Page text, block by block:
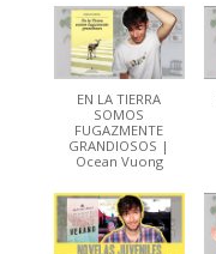
EN LA TIERRA
SOMOS
FUGAZMENTE
GRANDIOSOS |
Ocean Vuong